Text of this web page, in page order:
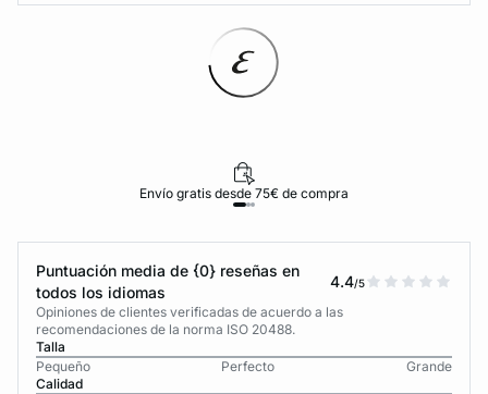
Envío gratis desde 75€ de compra
Puntuación media de {0} reseñas en
todos los idiomas
4.4/5
Opiniones de clientes verificadas de acuerdo a las
recomendaciones de la norma ISO 20488.
Talla
Pequeño
Perfecto
Grande
Calidad